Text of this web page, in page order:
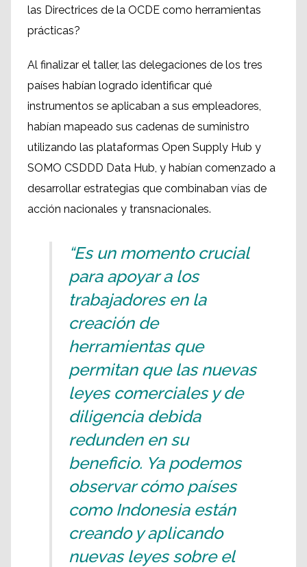
las Directrices de la OCDE como herramientas
prácticas?
Al finalizar el taller, las delegaciones de los tres
países habían logrado identificar qué
instrumentos se aplicaban a sus empleadores,
habían mapeado sus cadenas de suministro
utilizando las plataformas Open Supply Hub y
SOMO CSDDD Data Hub, y habían comenzado a
desarrollar estrategias que combinaban vías de
acción nacionales y transnacionales.
“Es un momento crucial
para apoyar a los
trabajadores en la
creación de
herramientas que
permitan que las nuevas
leyes comerciales y de
diligencia debida
redunden en su
beneficio. Ya podemos
observar cómo países
como Indonesia están
creando y aplicando
nuevas leyes sobre el